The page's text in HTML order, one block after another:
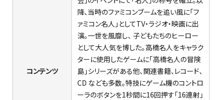
コンテンツ
降、当時のファミコンブームを追い風に「フ
ァミコン名人」としてTV・ラジオ・映画に出
演。一世を風靡し、 子どもたちのヒーロー
として大人気を博した。高橋名人をキャラク
ターに使用したゲームに「高橋名人の冒険
島」シリーズがある他、関連書籍、レコード、
CD なども多数。特技にゲーム機のコントロ
ーラのボタンを1秒間に16回押す「16連射」